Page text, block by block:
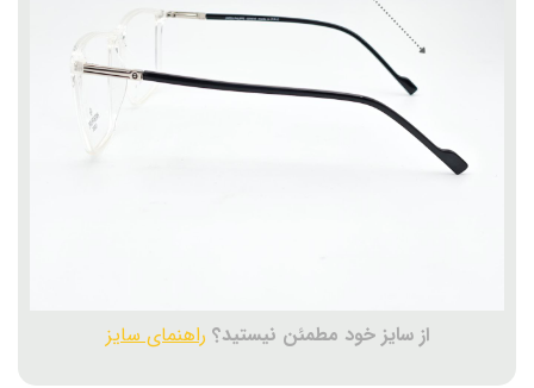
از سایز خود مطمئن نیستید؟ راهنمای سایز